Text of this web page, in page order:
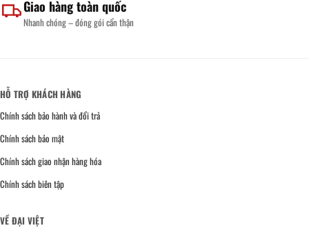
Giao hàng toàn quốc
Nhanh chóng – đóng gói cẩn thận
HỖ TRỢ KHÁCH HÀNG
Chính sách bảo hành và đổi trả
Chính sách bảo mật
Chính sách giao nhận hàng hóa
Chính sách biên tập
VỀ ĐẠI VIỆT